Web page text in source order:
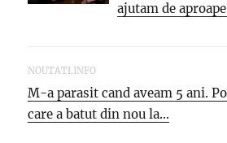
ajutam de
NOUTATI.INFO
M-a parasit cand aveam 5 ani.
care a batut din nou la...